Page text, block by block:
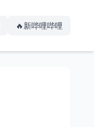
🔥新哔哩哔哩